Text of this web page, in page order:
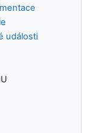
události